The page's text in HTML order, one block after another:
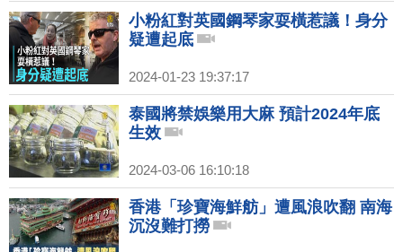
小粉紅對英國鋼琴家耍橫惹議！身分
疑遭起底
2024-01-23 19:37:17
泰國將禁娛樂用大麻 預計2024年底
生效
2024-03-06 16:10:18
香港「珍寶海鮮舫」遭風浪吹翻 南海
沉沒難打撈